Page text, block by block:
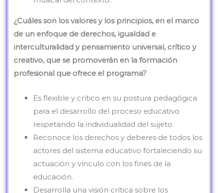
¿Cuáles son los valores y los principios, en el marco
de un enfoque de derechos, igualdad e
interculturalidad y pensamiento universal, crítico y
creativo, que se promoverán en la formación
profesional que ofrece el programa?
Es flexible y crítico en su postura pedagógica
para el desarrollo del proceso educativo
respetando la individualidad del sujeto.
Reconoce los derechos y deberes de todos los
actores del sistema educativo fortaleciendo su
actuación y vínculo con los fines de la
educación.
Desarrolla una visión crítica sobre los